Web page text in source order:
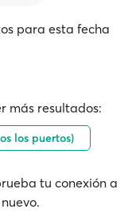
para esta fecha
más resultados:
los puertos)
tu conexión a